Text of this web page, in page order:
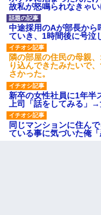
故私が怒鳴られなきゃ
中途採用のAが部長から
ていき、1時間後に号
隣の部屋の住民の母親
り込んできたみたいで
さかった。
新卒の女性社員に1年半
上司「話をしてみる」
同じマンションに住ん
ている事に気づいた俺